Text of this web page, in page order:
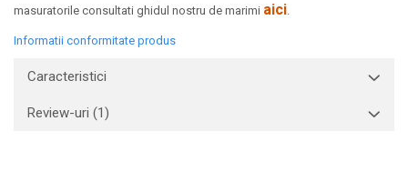
masuratorile consultati ghidul nostru de marimi aici.
Informatii conformitate produs
Caracteristici
Review-uri (1)